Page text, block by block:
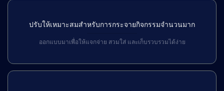
ปรับให้เหมาะสมสำหรับการกระจายกิจกรรมจำนวนมาก
ออกแบบมาเพื่อให้แจกจ่าย สวมใส่ และเก็บรวบรวมได้ง่าย